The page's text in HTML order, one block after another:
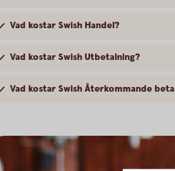
Vad kostar Swish Handel?
Vad kostar Swish Utbetalning?
Vad kostar Swish Återkommande